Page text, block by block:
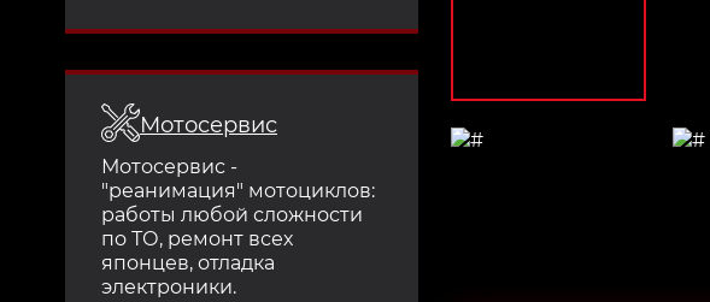
Мотосервис
Мотосервис -
"реанимация" мотоциклов:
работы любой сложности
по ТО, ремонт всех
японцев, отладка
электроники.